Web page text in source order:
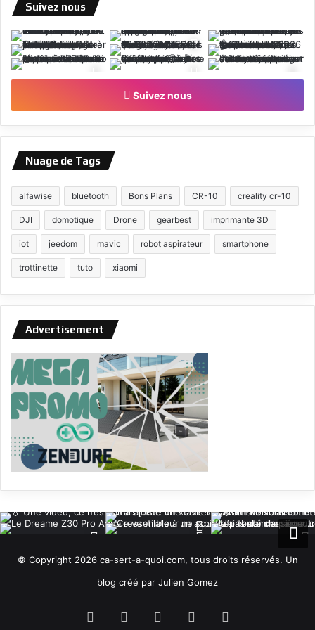
Suivez nous
Suivez nous
Nuage de Tags
alfawise bluetooth Bons Plans CR-10 creality cr-10
DJI domotique Drone gearbest imprimante 3D
iot jeedom mavic robot aspirateur smartphone
trottinette tuto xiaomi
Advertisement
© Copyright 2026 ca-sert-a-quoi.com, tous droits réservés. Un
blog créé par Julien Gomez
Facebook YouTube